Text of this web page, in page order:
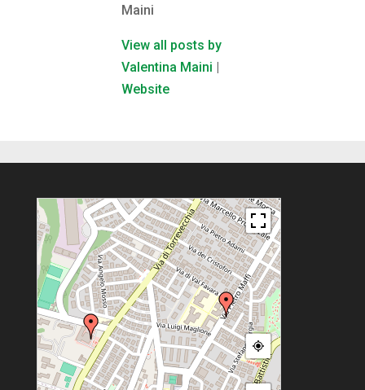
Maini
View all posts by
Valentina Maini
Website